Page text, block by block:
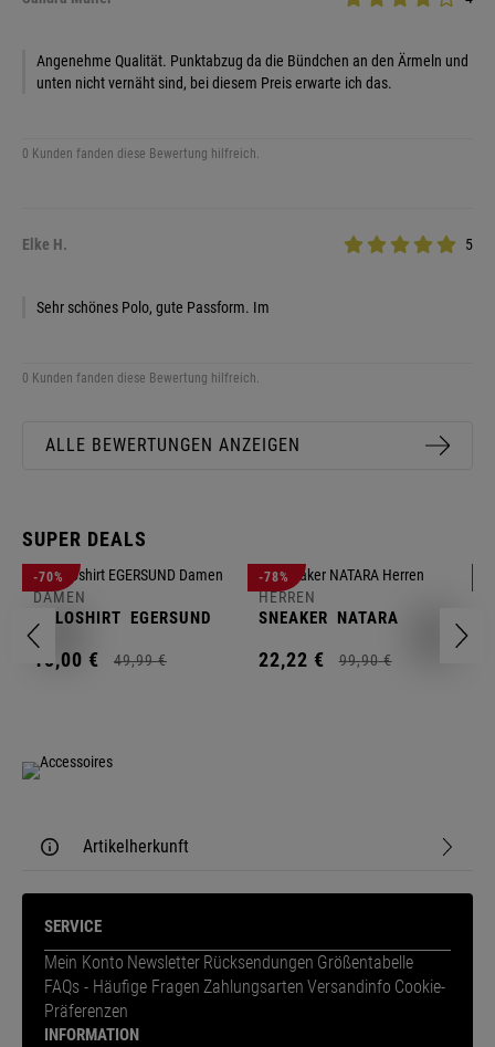
Angenehme Qualität. Punktabzug da die Bündchen an den Ärmeln und
unten nicht vernäht sind, bei diesem Preis erwarte ich das.
0 Kunden fanden diese Bewertung hilfreich.
Elke H. 5
Sehr schönes Polo, gute Passform. Im
0 Kunden fanden diese Bewertung hilfreich.
ALLE BEWERTUNGEN ANZEIGEN
SUPER DEALS
-70%
DAMEN
POLOSHIRT EGERSUND
15,00 € 49,99 €
-78%
HERREN
SNEAKER NATARA
22,22 € 99,90 €
Artikelherkunft
SERVICE
Mein Konto Newsletter Rücksendungen Größentabelle
FAQs - Häufige Fragen Zahlungsarten Versandinfo Cookie-
Präferenzen
INFORMATION